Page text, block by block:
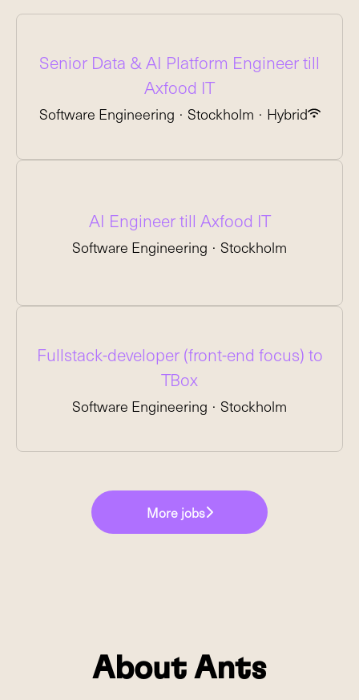
Senior Data & AI Platform Engineer till
Axfood IT
Software Engineering · Stockholm · Hybrid
AI Engineer till Axfood IT
Software Engineering · Stockholm
Fullstack-developer (front-end focus) to
TBox
Software Engineering · Stockholm
More jobs
About Ants